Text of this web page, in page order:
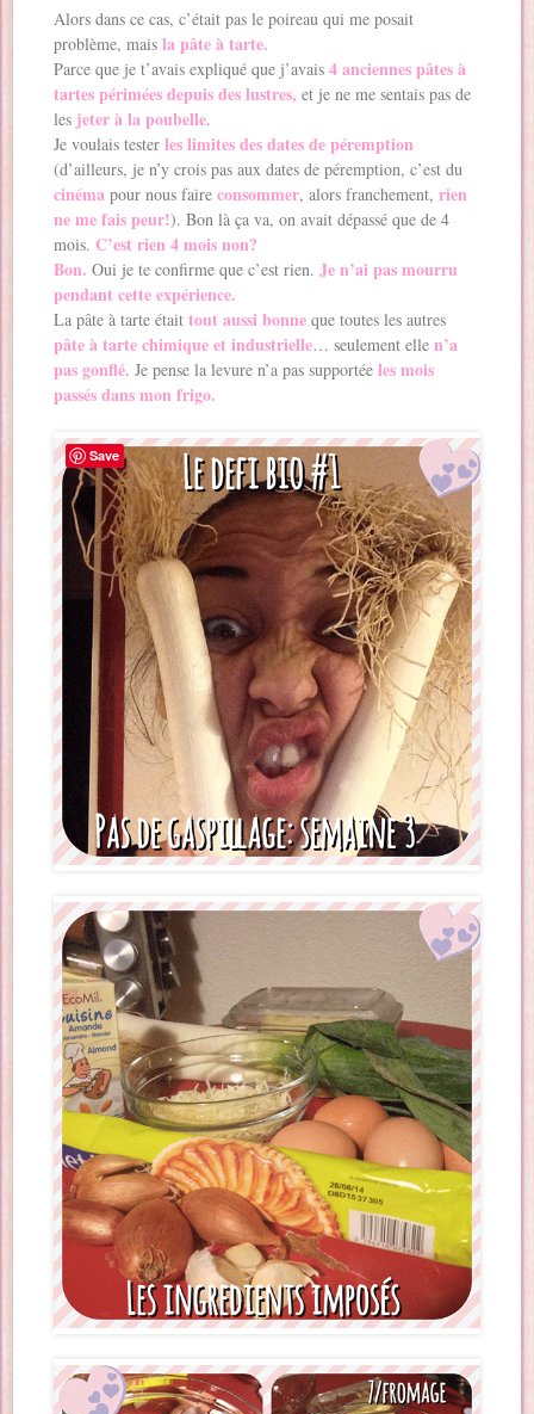
Alors dans ce cas, c’était pas le poireau qui me posait
problème, mais la pâte à tarte.
Parce que je t’avais expliqué que j’avais4 anciennes pâtes à
tartespérimées depuis des lustres, et je ne me sentais pas de
les jeter à la poubelle.
Je voulais testerles limites des dates de péremption
(d’ailleurs, je n’y crois pas aux dates de péremption, c’est du
cinéma pour nous faireconsommer, alors franchement, rien
ne me fais peur!). Bon là ça va, on avait dépassé que de 4
mois.C’est rien 4 mois non?
Bon. Oui je te confirme que c’est rien. Je n’ai pas mourru
pendant cette expérience.
La pâte à tarte étaittout aussi bonne que toutes les autres
pâte à tarte chimique et industrielle… seulement ellen’a
pas gonflé. Je pense la levure n’a pas supportéeles mois
passés dans mon frigo.
Save